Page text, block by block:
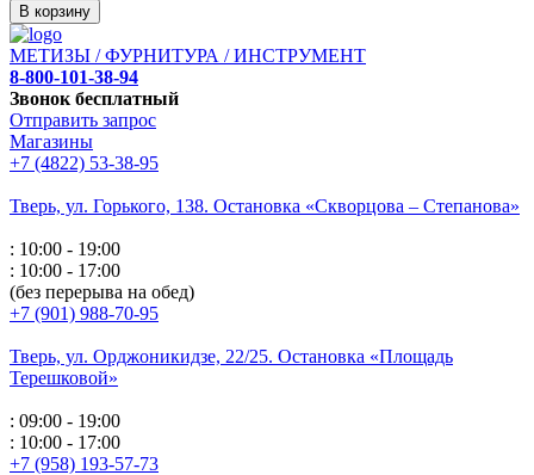
В корзину
МЕТИЗЫ / ФУРНИТУРА / ИНСТРУМЕНТ
8-800-101-38-94
Звонок бесплатный
Отправить запрос
Магазины
+7 (4822) 53-38-95
Тверь, ул. Горького, 138. Остановка «Скворцова – Степанова»
: 10:00 - 19:00
: 10:00 - 17:00
(без перерыва на обед)
+7 (901) 988-70-95
Тверь, ул. Орджоникидзе, 22/25. Остановка «Площадь
Терешковой»
: 09:00 - 19:00
: 10:00 - 17:00
+7 (958) 193-57-73